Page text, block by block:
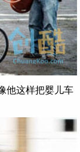
他这样把婴儿车